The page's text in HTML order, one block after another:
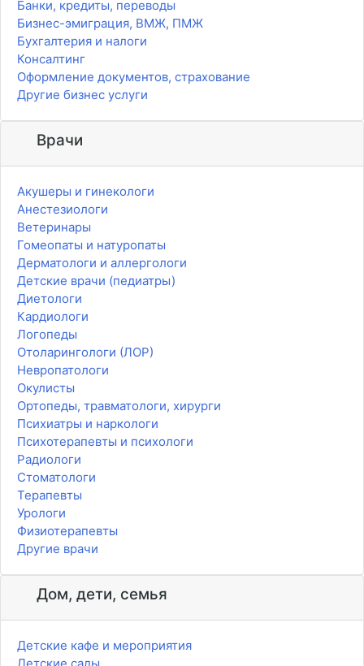
Банки, кредиты, переводы
Бизнес-эмиграция, ВМЖ, ПМЖ
Бухгалтерия и налоги
Консалтинг
Оформление документов, страхование
Другие бизнес услуги
Врачи
Акушеры и гинекологи
Анестезиологи
Ветеринары
Гомеопаты и натуропаты
Дерматологи и аллергологи
Детские врачи (педиатры)
Диетологи
Кардиологи
Логопеды
Отоларингологи (ЛОР)
Невропатологи
Окулисты
Ортопеды, травматологи, хирурги
Психиатры и наркологи
Психотерапевты и психологи
Радиологи
Стоматологи
Терапевты
Урологи
Физиотерапевты
Другие врачи
Дом, дети, семья
Детские кафе и мероприятия